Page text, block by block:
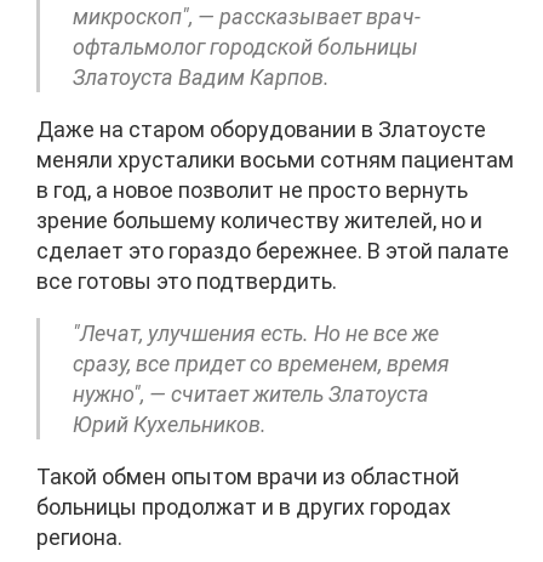
микроскоп", — рассказывает врач-
офтальмолог городской больницы
Златоуста Вадим Карпов.
Даже на старом оборудовании в Златоусте
меняли хрусталики восьми сотням пациентам
в год, а новое позволит не просто вернуть
зрение большему количеству жителей, но и
сделает это гораздо бережнее. В этой палате
все готовы это подтвердить.
"Лечат, улучшения есть. Но не все же
сразу, все придет со временем, время
нужно", — считает житель Златоуста
Юрий Кухельников.
Такой обмен опытом врачи из областной
больницы продолжат и в других городах
региона.